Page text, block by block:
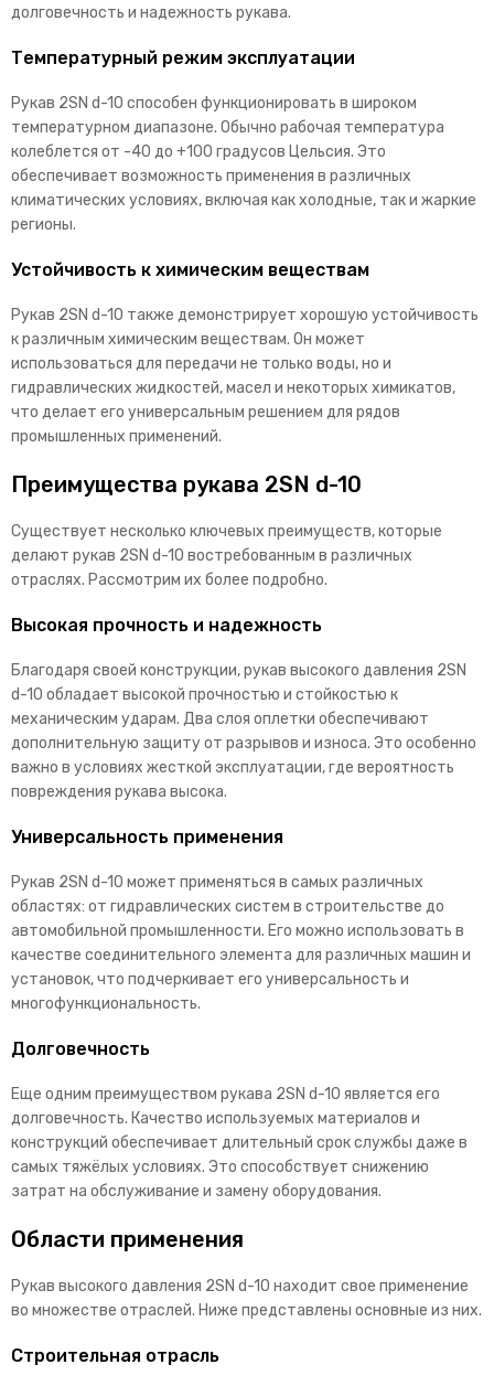
долговечность и надежность рукава.
Температурный режим эксплуатации
Рукав 2SN d-10 способен функционировать в широком
температурном диапазоне. Обычно рабочая температура
колеблется от -40 до +100 градусов Цельсия. Это
обеспечивает возможность применения в различных
климатических условиях, включая как холодные, так и жаркие
регионы.
Устойчивость к химическим веществам
Рукав 2SN d-10 также демонстрирует хорошую устойчивость
к различным химическим веществам. Он может
использоваться для передачи не только воды, но и
гидравлических жидкостей, масел и некоторых химикатов,
что делает его универсальным решением для рядов
промышленных применений.
Преимущества рукава 2SN d-10
Существует несколько ключевых преимуществ, которые
делают рукав 2SN d-10 востребованным в различных
отраслях. Рассмотрим их более подробно.
Высокая прочность и надежность
Благодаря своей конструкции, рукав высокого давления 2SN
d-10 обладает высокой прочностью и стойкостью к
механическим ударам. Два слоя оплетки обеспечивают
дополнительную защиту от разрывов и износа. Это особенно
важно в условиях жесткой эксплуатации, где вероятность
повреждения рукава высока.
Универсальность применения
Рукав 2SN d-10 может применяться в самых различных
областях: от гидравлических систем в строительстве до
автомобильной промышленности. Его можно использовать в
качестве соединительного элемента для различных машин и
установок, что подчеркивает его универсальность и
многофункциональность.
Долговечность
Еще одним преимуществом рукава 2SN d-10 является его
долговечность. Качество используемых материалов и
конструкций обеспечивает длительный срок службы даже в
самых тяжёлых условиях. Это способствует снижению
затрат на обслуживание и замену оборудования.
Области применения
Рукав высокого давления 2SN d-10 находит свое применение
во множестве отраслей. Ниже представлены основные из них.
Строительная отрасль